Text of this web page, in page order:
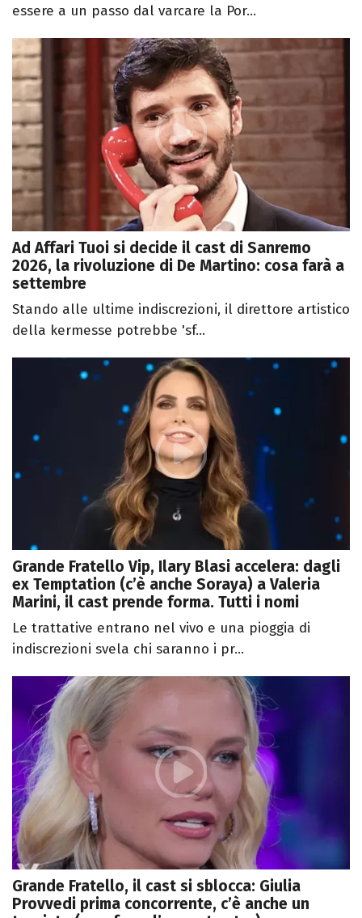
essere a un passo dal varcare la Por...
Ad Affari Tuoi si decide il cast di Sanremo
2026, la rivoluzione di De Martino: cosa farà a
settembre
Stando alle ultime indiscrezioni, il direttore artistico
della kermesse potrebbe 'sf...
Grande Fratello Vip, Ilary Blasi accelera: dagli
ex Temptation (c’è anche Soraya) a Valeria
Marini, il cast prende forma. Tutti i nomi
Le trattative entrano nel vivo e una pioggia di
indiscrezioni svela chi saranno i pr...
Grande Fratello, il cast si sblocca: Giulia
Provvedi prima concorrente, c’è anche un